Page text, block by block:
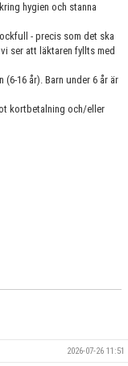
hygien och stanna
- precis som det ska
ser att läktaren fyllts med
16 år). Barn under 6 år är
kortbetalning och/eller
2026-07-26 11:51